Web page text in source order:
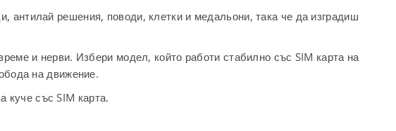
антилай решения, поводи, клетки и медальони, така че да изградиш
и нерви. Избери модел, който работи стабилно със SIM карта на
на движение.
със SIM карта.